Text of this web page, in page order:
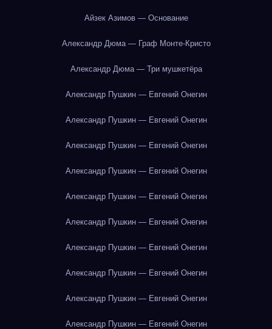
Айзек Азимов — Основание
Александр Дюма — Граф Монте-Кристо
Александр Дюма — Три мушкетёра
Александр Пушкин — Евгений Онегин
Александр Пушкин — Евгений Онегин
Александр Пушкин — Евгений Онегин
Александр Пушкин — Евгений Онегин
Александр Пушкин — Евгений Онегин
Александр Пушкин — Евгений Онегин
Александр Пушкин — Евгений Онегин
Александр Пушкин — Евгений Онегин
Александр Пушкин — Евгений Онегин
Александр Пушкин — Евгений Онегин